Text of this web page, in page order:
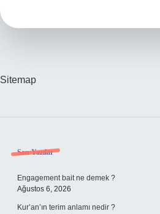
Sitemap
Sidebar
Son Yazılar
Engagement bait ne demek ?
Ağustos 6, 2026
Kur’an’ın terim anlamı nedir ?